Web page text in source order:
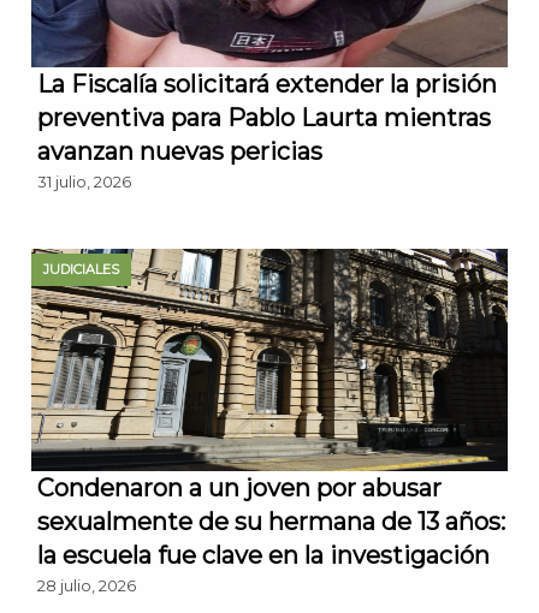
La Fiscalía solicitará extender la prisión
preventiva para Pablo Laurta mientras
avanzan nuevas pericias
31 julio, 2026
JUDICIALES
Condenaron a un joven por abusar
sexualmente de su hermana de 13 años:
la escuela fue clave en la investigación
28 julio, 2026